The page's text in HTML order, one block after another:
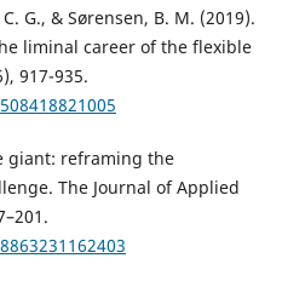
G., & Sørensen, B. M. (2019).
liminal career of the flexible
917-935.
giant: reframing the
The Journal of Applied